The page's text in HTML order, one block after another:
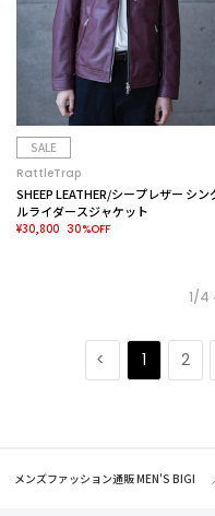
SALE
RattleTrap
SHEEP LEATHER/シープレザー シン
ルライダースジャケット
¥30,800 30%OFF
1/4
1 2
メンズファッション通販 MEN'S BIGI